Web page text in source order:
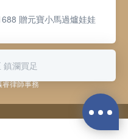
BUY NOW
官方商城
Rights Reserved.
一編號 61929607
睿律師事務
贈元寶小馬過爐娃娃
知道怎麼買嗎？
mazubuy.tw/wT8GC
鎮瀾買足